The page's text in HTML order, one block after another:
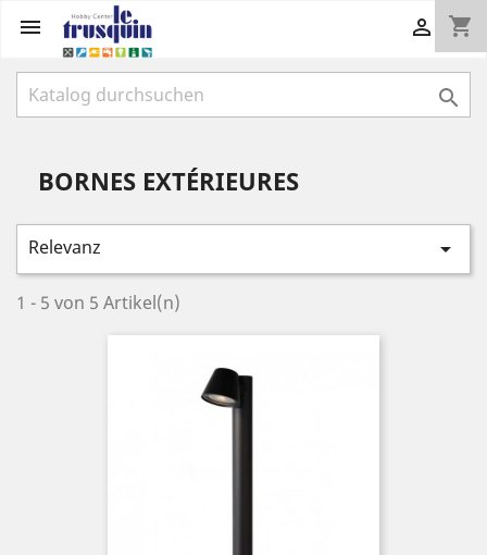
 shopping_cart


BORNES EXTÉRIEURES
Relevanz 
1 - 5 von 5 Artikel(n)